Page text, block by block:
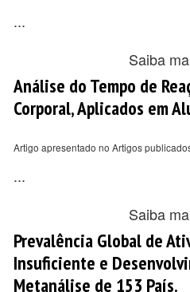
...
Saiba
Análise do Tempo de
Corporal, Aplicados em
Artigo apresentado no Artigos
...
Saiba
Prevalência Global de
Insuficiente e
Metanálise de 153 País.